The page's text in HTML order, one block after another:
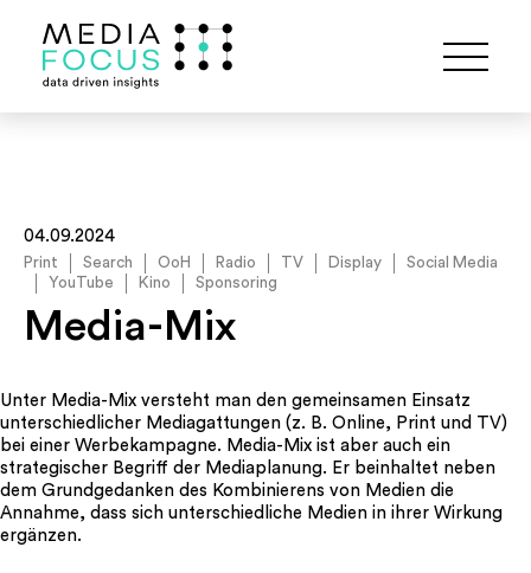
04.09.2024
Print Search OoH Radio TV Display
Social Media
YouTube
Kino Sponsoring
Media-Mix
Unter Media-Mix versteht man den gemeinsamen Einsatz
unterschiedlicher Mediagattungen (z. B. Online, Print und TV)
bei einer Werbekampagne. Media-Mix ist aber auch ein
strategischer Begriff der Mediaplanung. Er beinhaltet neben
dem Grundgedanken des Kombinierens von Medien die
Annahme, dass sich unterschiedliche Medien in ihrer Wirkung
ergänzen.